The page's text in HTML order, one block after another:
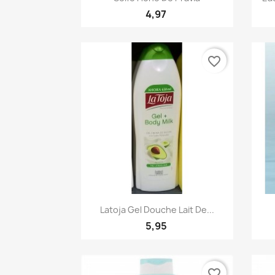
4,97
Quick view
Latoja Gel Douche Lait De...
5,95
favorite_border